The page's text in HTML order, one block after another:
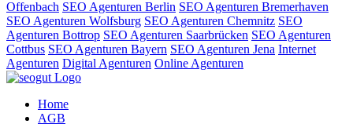
Offenbach SEO Agenturen Berlin SEO Agenturen Bremerhaven
SEO Agenturen Wolfsburg SEO Agenturen Chemnitz SEO
Agenturen Bottrop SEO Agenturen Saarbrücken SEO Agenturen
Cottbus SEO Agenturen Bayern SEO Agenturen Jena Internet
Agenturen Digital Agenturen Online Agenturen
Home
AGB